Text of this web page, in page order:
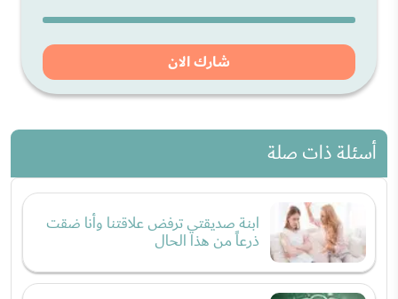
شارك الان
أسئلة ذات صلة
ابنة صديقتي ترفض علاقتنا وأنا ضقت
ذرعاً من هذا الحال